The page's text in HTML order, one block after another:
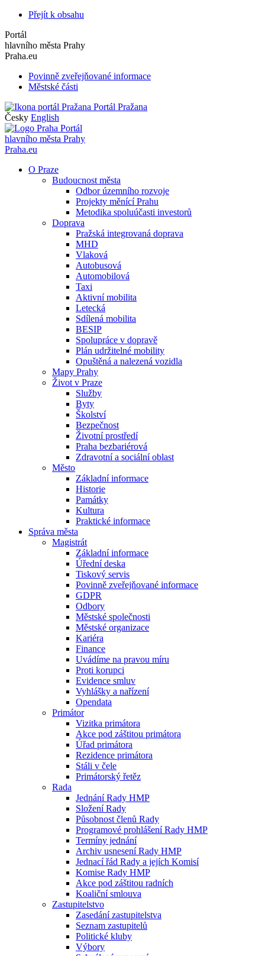
Přejít k obsahu
Portál
hlavního města Prahy
Praha.eu
Povinně zveřejňované informace
Městské části
Portál Pražana
Česky English
Portál
hlavního města Prahy
Praha.eu
O Praze
Budoucnost města
Odbor územního rozvoje
Projekty měnící Prahu
Metodika spoluúčasti investorů
Doprava
Pražská integrovaná doprava
MHD
Vlaková
Autobusová
Automobilová
Taxi
Aktivní mobilita
Letecká
Sdílená mobilita
BESIP
Spolupráce v dopravě
Plán udržitelné mobility
Opuštěná a nalezená vozidla
Mapy Prahy
Život v Praze
Služby
Byty
Školství
Bezpečnost
Životní prostředí
Praha bezbariérová
Zdravotní a sociální oblast
Město
Základní informace
Historie
Památky
Kultura
Praktické informace
Správa města
Magistrát
Základní informace
Úřední deska
Tiskový servis
Povinně zveřejňované informace
GDPR
Odbory
Městské společnosti
Městské organizace
Kariéra
Finance
Uvádíme na pravou míru
Proti korupci
Evidence smluv
Vyhlášky a nařízení
Opendata
Primátor
Vizitka primátora
Akce pod záštitou primátora
Úřad primátora
Rezidence primátora
Stáli v čele
Primátorský řetěz
Rada
Jednání Rady HMP
Složení Rady
Působnost členů Rady
Programové prohlášení Rady HMP
Termíny jednání
Archiv usnesení Rady HMP
Jednací řád Rady a jejích Komisí
Komise Rady HMP
Akce pod záštitou radních
Koaliční smlouva
Zastupitelstvo
Zasedání zastupitelstva
Seznam zastupitelů
Politické kluby
Výbory